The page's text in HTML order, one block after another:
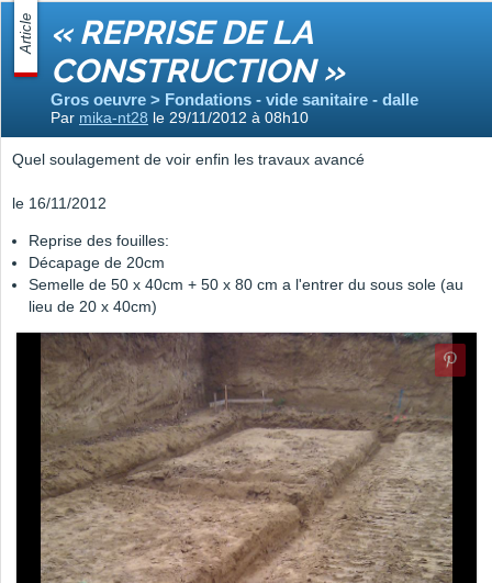
Article « REPRISE DE LA
CONSTRUCTION »
Gros oeuvre > Fondations - vide sanitaire - dalle
Par mika-nt28 le 29/11/2012 à 08h10
Quel soulagement de voir enfin les travaux avancé
le 16/11/2012
Reprise des fouilles:
Décapage de 20cm
Semelle de 50 x 40cm + 50 x 80 cm a l'entrer du sous sole (au
lieu de 20 x 40cm)